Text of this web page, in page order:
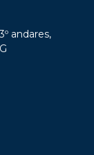
andares,